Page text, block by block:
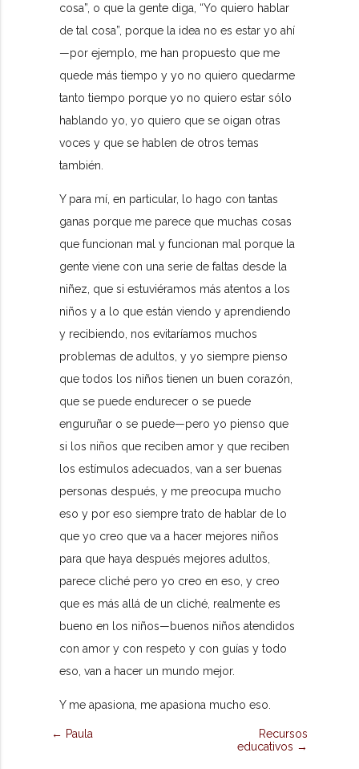
cosa”, o que la gente diga, “Yo quiero hablar
de tal cosa”, porque la idea no es estar yo ahí
—por ejemplo, me han propuesto que me
quede más tiempo y yo no quiero quedarme
tanto tiempo porque yo no quiero estar sólo
hablando yo, yo quiero que se oigan otras
voces y que se hablen de otros temas
también.
Y para mí, en particular, lo hago con tantas
ganas porque me parece que muchas cosas
que funcionan mal y funcionan mal porque la
gente viene con una serie de faltas desde la
niñez, que si estuviéramos más atentos a los
niños y a lo que están viendo y aprendiendo
y recibiendo, nos evitaríamos muchos
problemas de adultos, y yo siempre pienso
que todos los niños tienen un buen corazón,
que se puede endurecer o se puede
enguruñar o se puede—pero yo pienso que
si los niños que reciben amor y que reciben
los estímulos adecuados, van a ser buenas
personas después, y me preocupa mucho
eso y por eso siempre trato de hablar de lo
que yo creo que va a hacer mejores niños
para que haya después mejores adultos,
parece cliché pero yo creo en eso, y creo
que es más allá de un cliché, realmente es
bueno en los niños—buenos niños atendidos
con amor y con respeto y con guías y todo
eso, van a hacer un mundo mejor.
Y me apasiona, me apasiona mucho eso.
← Paula
Recursos
educativos →